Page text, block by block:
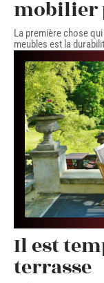
mobilier
La première chose
meubles est la
Il est
terrasse